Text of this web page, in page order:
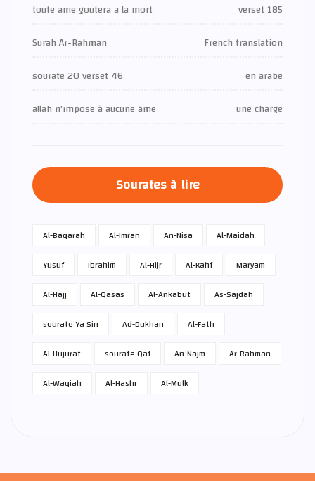
toute ame goutera a la mort
verset 185
Surah Ar-Rahman
French translation
sourate 20 verset 46
en arabe
allah n'impose à aucune âme
une charge
Sourates à lire
Al-Baqarah Al-Imran An-Nisa
Al-Maidah
Yusuf
Ibrahim Al-Hijr Al-Kahf
Maryam
Al-Hajj
Al-Qasas Al-Ankabut
As-Sajdah
sourate Ya Sin
Ad-Dukhan
Al-Fath
Al-Hujurat
sourate Qaf An-Najm
Ar-Rahman
Al-Waqiah
Al-Hashr Al-Mulk